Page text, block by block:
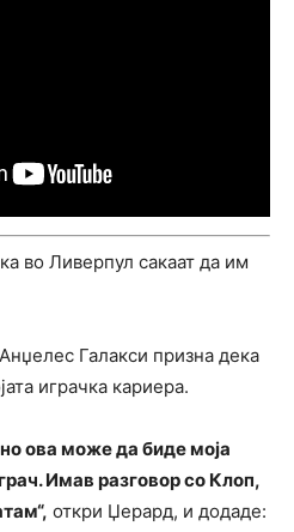
во Ливерпул сакаат да им
Галакси призна дека
играчка кариера.
ова може да биде моја
Имав разговор со Клоп,
откри Џерард, и додаде: